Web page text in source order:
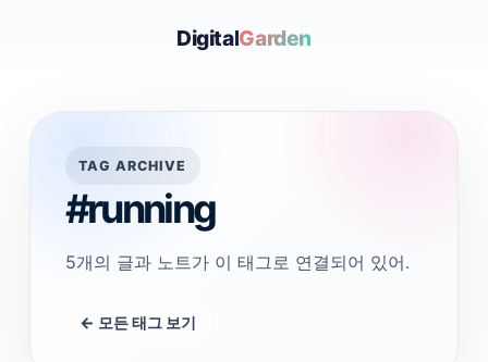
DigitalGarden
TAG ARCHIVE
#running
5개의 글과 노트가 이 태그로 연결되어 있어.
← 모든 태그 보기